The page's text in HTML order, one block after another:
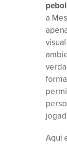
a
Aqui